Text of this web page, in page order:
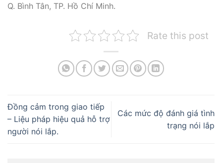
Q. Bình Tân, TP. Hồ Chí Minh.
Rate this post
Đồng cảm trong giao tiếp
– Liệu pháp hiệu quả hỗ trợ
người nói lắp.
Các mức độ đánh giá tình
trạng nói lắp